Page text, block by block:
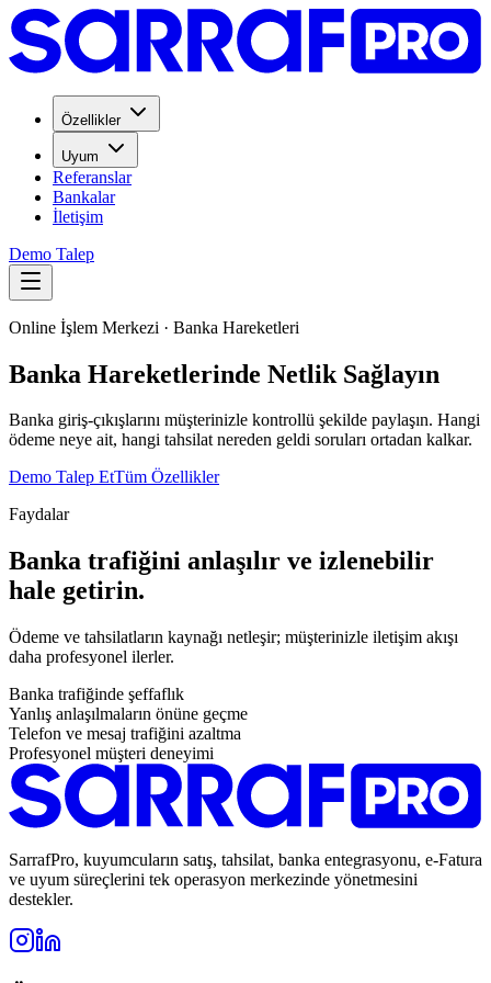
Özellikler
Uyum
Referanslar
Bankalar
İletişim
Demo Talep
Online İşlem Merkezi · Banka Hareketleri
Banka Hareketlerinde Netlik Sağlayın
Banka giriş-çıkışlarını müşterinizle kontrollü şekilde paylaşın. Hangi
ödeme neye ait, hangi tahsilat nereden geldi soruları ortadan kalkar.
Demo Talep EtTüm Özellikler
Faydalar
Banka trafiğini anlaşılır ve izlenebilir
hale getirin.
Ödeme ve tahsilatların kaynağı netleşir; müşterinizle iletişim akışı
daha profesyonel ilerler.
Banka trafiğinde şeffaflık
Yanlış anlaşılmaların önüne geçme
Telefon ve mesaj trafiğini azaltma
Profesyonel müşteri deneyimi
SarrafPro, kuyumcuların satış, tahsilat, banka entegrasyonu, e-Fatura
ve uyum süreçlerini tek operasyon merkezinde yönetmesini
destekler.